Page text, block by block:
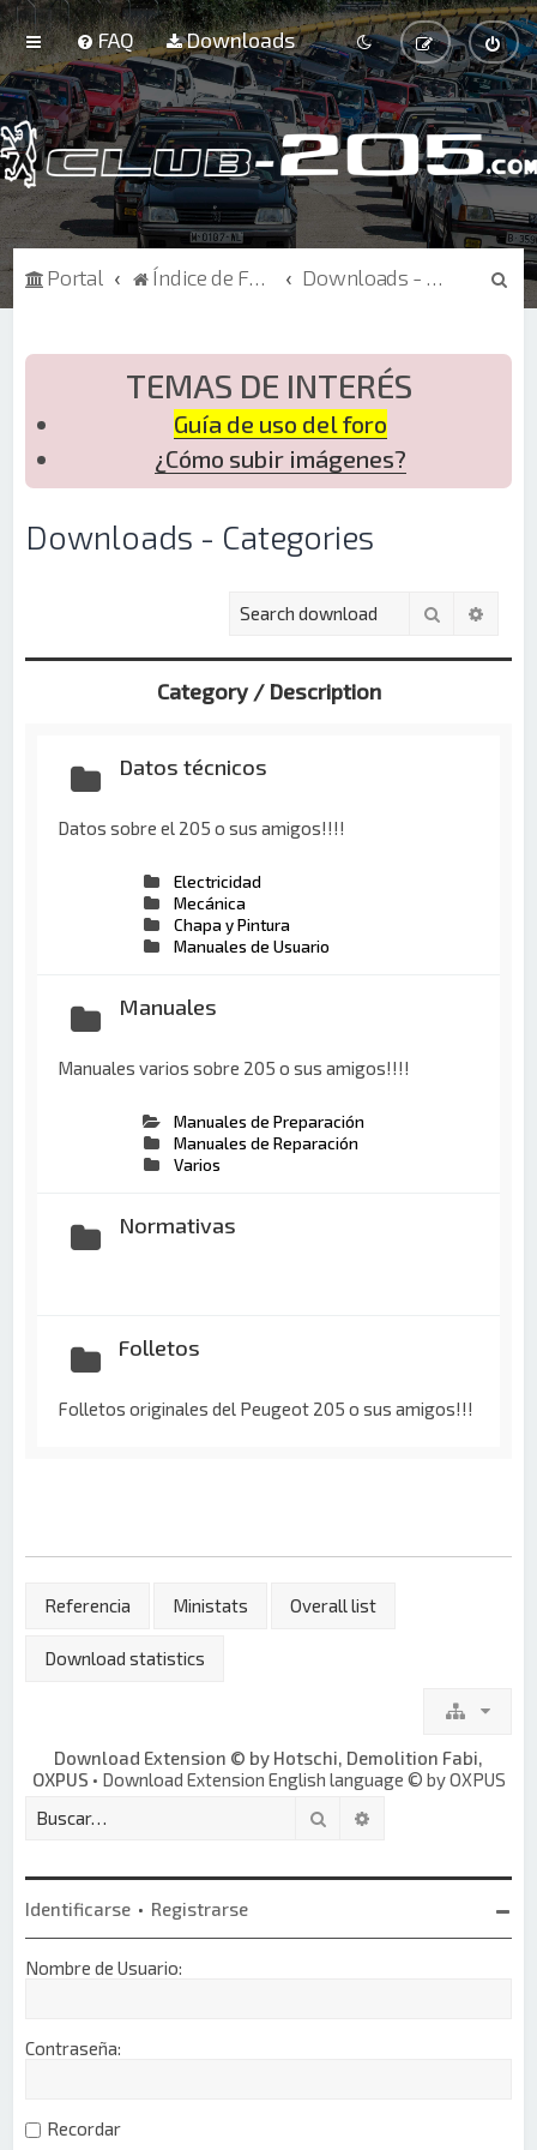
FAQ Downloads
Portal Índice de Foros Downloads - Categories
B
TEMAS DE INTERÉS
Guía de uso del foro
¿Cómo subir imágenes?
Downloads - Categories
Buscar
Category / Description
Datos técnicos
Datos sobre el 205 o sus amigos!!!!
Electricidad
Mecánica
Chapa y Pintura
Manuales de Usuario
Manuales
Manuales varios sobre 205 o sus amigos!!!!
Manuales de Preparación
Manuales de Reparación
Varios
Normativas
Folletos
Folletos originales del Peugeot 205 o sus amigos!!!
Referencia Ministats Overall list
Download statistics
Download Extension © by Hotschi, Demolition Fabi,
OXPUS • Download Extension English language © by OXPUS
Buscar
Identificarse • Registrarse
Nombre de Usuario:
Contraseña:
Recordar